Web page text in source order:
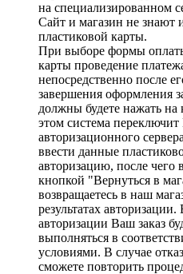
на специализированном
Сайт и магазин не знают
пластиковой карты.
При выборе формы
карты проведение
непосредственно после
завершения оформления
должны будете нажать
этом система
авторизационного
ввести данные
авторизацию, после чего
кнопкой "Вернуться в
возвращаетесь в наш
результатах
авторизации Ваш заказ
выполняться в
условиями. В случае
сможете повторить